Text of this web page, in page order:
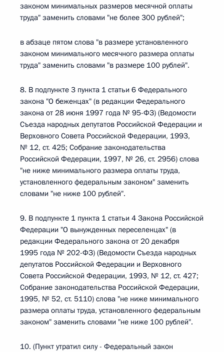
законом минимальных размеров месячной оплаты
труда" заменить словами "не более 300 рублей";
в абзаце пятом слова "в размере установленного
законом минимального месячного размера оплаты
труда" заменить словами "в размере 100 рублей".
8. В подпункте 3 пункта 1 статьи 6 Федерального
закона "О беженцах" (в редакции Федерального
закона от 28 июня 1997 года № 95-ФЗ) (Ведомости
Съезда народных депутатов Российской Федерации и
Верховного Совета Российской Федерации, 1993,
№ 12, ст. 425; Собрание законодательства
Российской Федерации, 1997, № 26, ст. 2956) слова
"не ниже минимального размера оплаты труда,
установленного федеральным законом" заменить
словами "не ниже 100 рублей".
9. В подпункте 1 пункта 1 статьи 4 Закона Российской
Федерации "О вынужденных переселенцах" (в
редакции Федерального закона от 20 декабря
1995 года № 202-ФЗ) (Ведомости Съезда народных
депутатов Российской Федерации и Верховного
Совета Российской Федерации, 1993, № 12, ст. 427;
Собрание законодательства Российской Федерации,
1995, № 52, ст. 5110) слова "не ниже минимального
размера оплаты труда, установленного федеральным
законом" заменить словами "не ниже 100 рублей".
10. (Пункт утратил силу - Федеральный закон